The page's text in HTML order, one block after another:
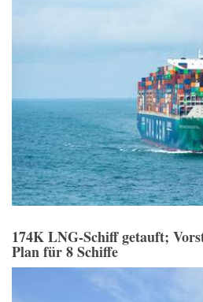
174K LNG-Schiff getauft;
Plan für 8 Schiffe